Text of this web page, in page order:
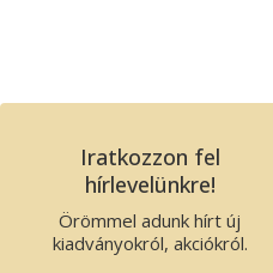
Iratkozzon fel
hírlevelünkre!
Örömmel adunk hírt új
kiadványokról, akciókról.